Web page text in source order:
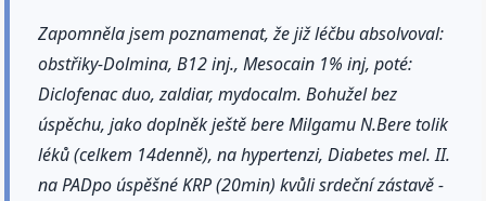
Zapomněla jsem poznamenat, že již léčbu absolvoval:
obstřiky-Dolmina, B12 inj., Mesocain 1% inj, poté:
Diclofenac duo, zaldiar, mydocalm. Bohužel bez
úspěchu, jako doplněk ještě bere Milgamu N.Bere tolik
léků (celkem 14denně), na hypertenzi, Diabetes mel. II.
na PADpo úspěšné KRP (20min) kvůli srdeční zástavě -